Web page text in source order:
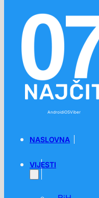
AndroidiOSViber
NASLOVNA
VIJESTI